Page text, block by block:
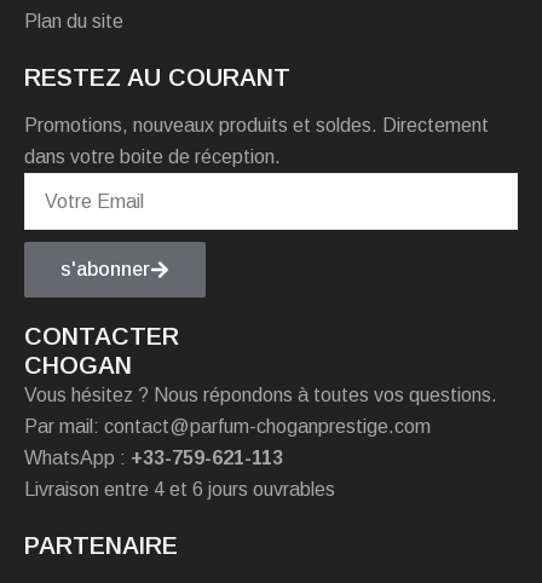
Plan du site
RESTEZ AU COURANT
Promotions, nouveaux produits et soldes. Directement
dans votre boite de réception.
s'abonner
CONTACTER
CHOGAN
Vous hésitez ? Nous répondons à toutes vos questions.
Par mail: contact@parfum-choganprestige.com
WhatsApp : +33-759-621-113
Livraison entre 4 et 6 jours ouvrables
PARTENAIRE